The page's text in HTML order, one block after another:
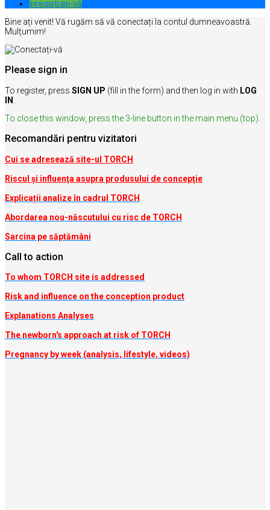
Inregistrați-vă
Bine ați venit! Vă rugăm să vă conectați la contul dumneavoastră.
Mulțumim!
Please sign in
To register, press SIGN UP (fill in the form) and then log in with LOG
IN
To close this window, press the 3-line button in the main menu (top).
Recomandări pentru vizitatori
Cui se adresează site-ul TORCH
Riscul şi influenţa asupra produsului de concepţie
Explicații analize în cadrul TORCH
Abordarea nou-născutului cu risc de TORCH
Sarcina pe săptămâni
Call to action
To whom TORCH site is addressed
Risk and influence on the conception product
Explanations Analyses
The newborn's approach at risk of TORCH
Pregnancy by week (analysis, lifestyle, videos)